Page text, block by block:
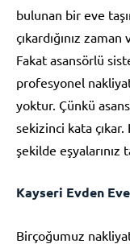
bulunan bir eve
çıkardığınız
Fakat asansörlü
profesyonel
yoktur. Çünkü
sekizinci kata
şekilde eşyalarınız
Kayseri Evden Eve
Birçoğumuz